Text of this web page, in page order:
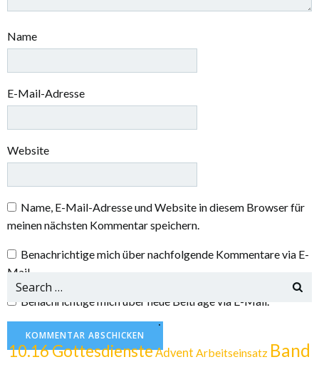
Name
E-Mail-Adresse
Website
Name, E-Mail-Adresse und Website in diesem Browser für
meinen nächsten Kommentar speichern.
Benachrichtige mich über nachfolgende Kommentare via E-
Mail.
Benachrichtige mich über neue Beiträge via E-Mail.
Search
.
10.16 GottesdiensteAdvent Arbeitseinsatz Band